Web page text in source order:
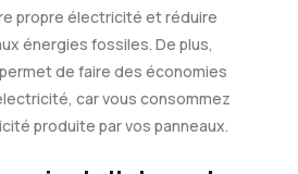
propre électricité et réduire
énergies fossiles. De plus,
de faire des économies
car vous consommez
produite par vos panneaux.